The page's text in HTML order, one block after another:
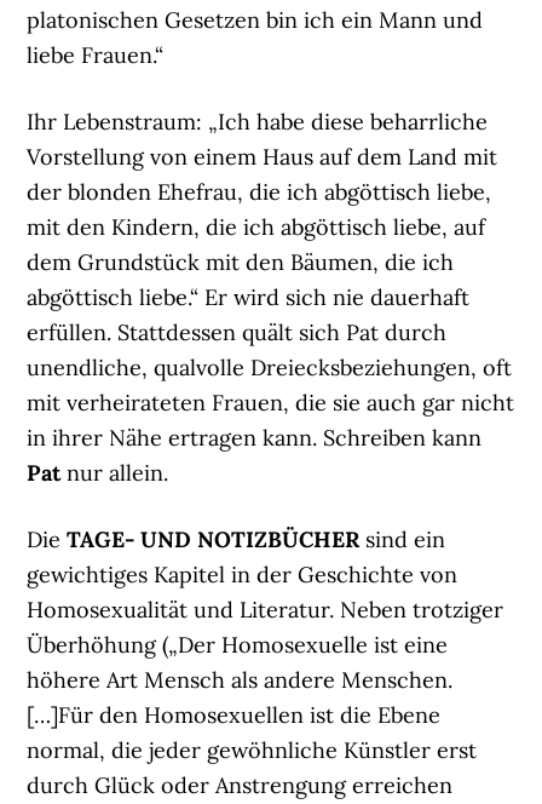
platonischen Gesetzen bin ich ein Mann und
liebe Frauen.“
Ihr Lebenstraum: „Ich habe diese beharrliche
Vorstellung von einem Haus auf dem Land mit
der blonden Ehefrau, die ich abgöttisch liebe,
mit den Kindern, die ich abgöttisch liebe, auf
dem Grundstück mit den Bäumen, die ich
abgöttisch liebe.“ Er wird sich nie dauerhaft
erfüllen. Stattdessen quält sich Pat durch
unendliche, qualvolle Dreiecksbeziehungen, oft
mit verheirateten Frauen, die sie auch gar nicht
in ihrer Nähe ertragen kann. Schreiben kann
Patnur allein.
DieTAGE- UND NOTIZBÜCHERsind ein
gewichtiges Kapitel in der Geschichte von
Homosexualität und Literatur. Neben trotziger
Überhöhung („Der Homosexuelle ist eine
höhere Art Mensch als andere Menschen.
[…]Für den Homosexuellen ist die Ebene
normal, die jeder gewöhnliche Künstler erst
durch Glück oder Anstrengung erreichen